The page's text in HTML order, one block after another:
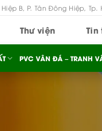
B, P. Tân Đông Hiệp, Tp.
Thư viện Tin
PVC VÂN ĐÁ – TRANH